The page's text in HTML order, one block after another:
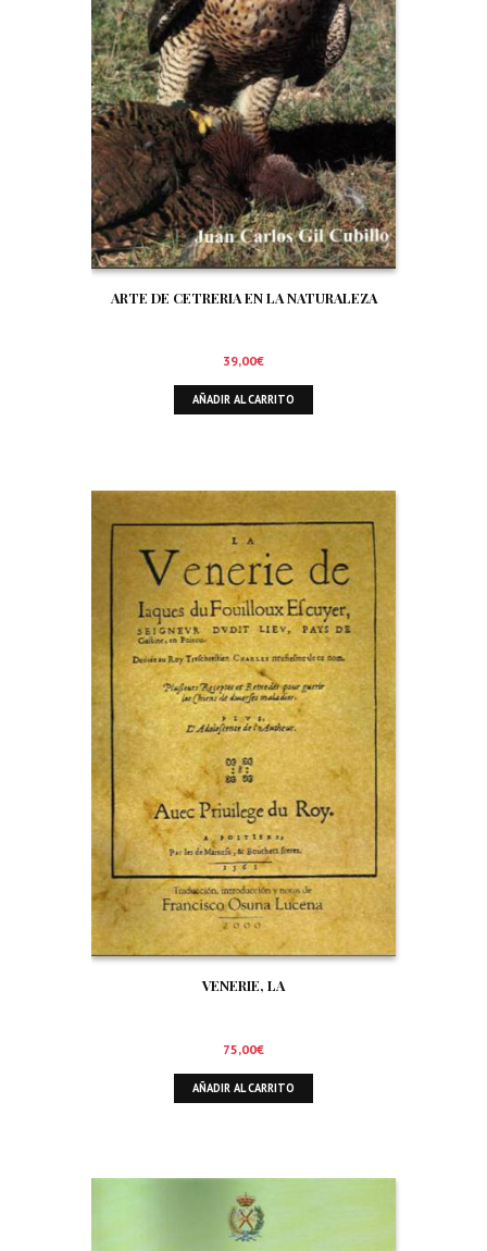
ARTE DE CETRERIA EN LA NATURALEZA
39,00€
AÑADIR AL CARRITO
VENERIE, LA
75,00€
AÑADIR AL CARRITO